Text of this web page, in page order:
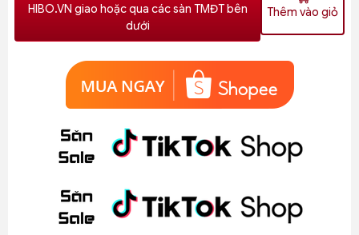
HIBO.VN giao hoặc qua các sàn TMĐT bên
dưới
Thêm vào giỏ